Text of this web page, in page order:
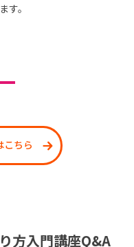
す。
こちら
方入門講座Q&A